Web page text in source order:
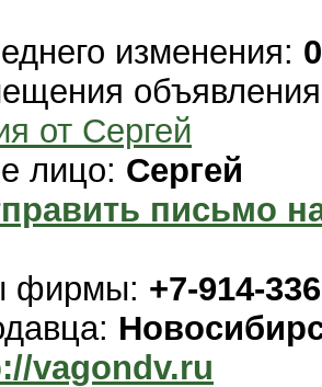
изменения:
от Сергей
лицо: Сергей
письмо
фирмы: +7-914-
vagondv.ru